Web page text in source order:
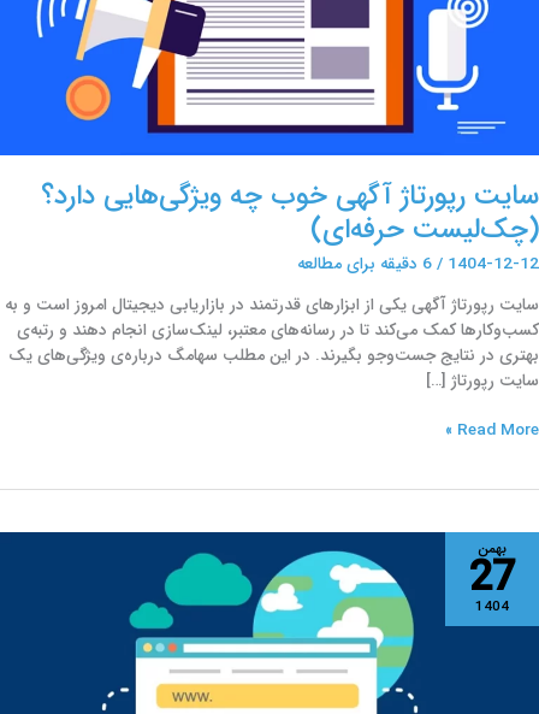
سایت رپورتاژ آگهی خوب چه ویژگی‌هایی دارد؟
(چک‌لیست حرفه‌ای)
1404-12-12
/6 دقیقه برای مطالعه
سایت رپورتاژ آگهی یکی از ابزارهای قدرتمند در بازاریابی دیجیتال امروز است و به
کسب‌وکارها کمک می‌کند تا در رسانه‌های معتبر، لینک‌سازی انجام دهند و رتبه‌ی
بهتری در نتایج جست‌وجو بگیرند. در این مطلب سهامگ درباره‌ی ویژگی‌های یک
سایت رپورتاژ […]
(چک‌لیست
Read More »
بهمن
27
1404
دامنه
(Domain